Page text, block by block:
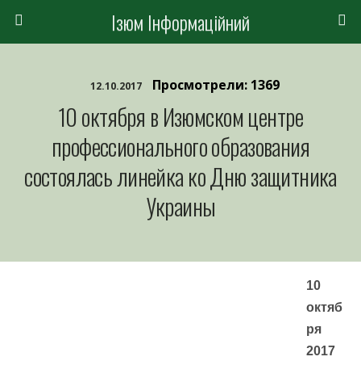
Ізюм Інформаційний
12.10.2017 Просмотрели: 1369
10 октября в Изюмском центре
профессионального образования
состоялась линейка ко Дню защитника
Украины
10
октяб
ря
2017